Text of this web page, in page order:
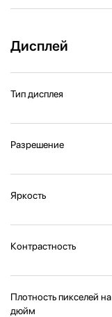
Дисплей
Тип дисплея
Разрешение
Яркость
Контрастность
Плотность пикселей на
дюйм